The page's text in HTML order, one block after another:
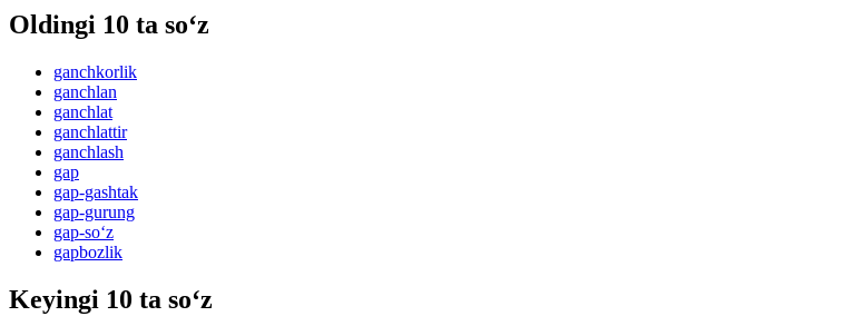
Oldingi 10 ta so‘z
ganchkorlik
ganchlan
ganchlat
ganchlattir
ganchlash
gap
gap-gashtak
gap-gurung
gap-so‘z
gapbozlik
Keyingi 10 ta so‘z